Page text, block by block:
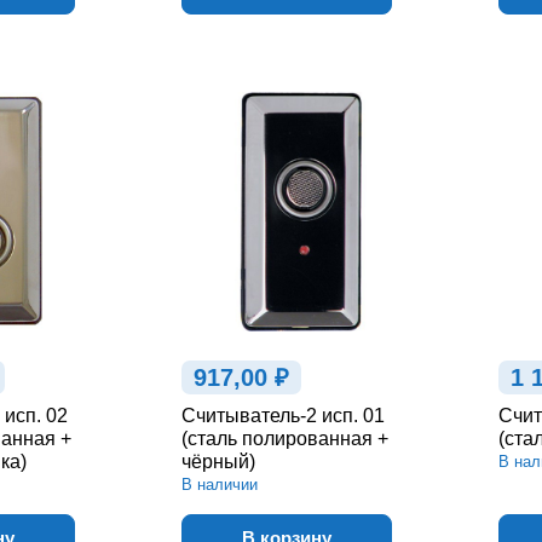
02
+
917,00 ₽
Считыватель-2 исп. 01
(сталь полированная +
чёрный)
В наличии
В корзину
1
В